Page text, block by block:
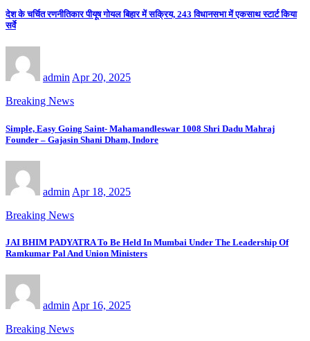
देश के चर्चित रणनीतिकार पीयूष गोयल बिहार में सक्रिय, 243 विधानसभा में एकसाथ स्टार्ट किया
सर्वे
adminApr 20, 2025
Breaking News
Simple, Easy Going Saint- Mahamandleswar 1008 Shri Dadu Mahraj
Founder – Gajasin Shani Dham, Indore
admin Apr 18, 2025
Breaking News
JAI BHIM PADYATRA To Be Held In Mumbai Under The Leadership Of
Ramkumar Pal And Union Ministers
admin Apr 16, 2025
Breaking News